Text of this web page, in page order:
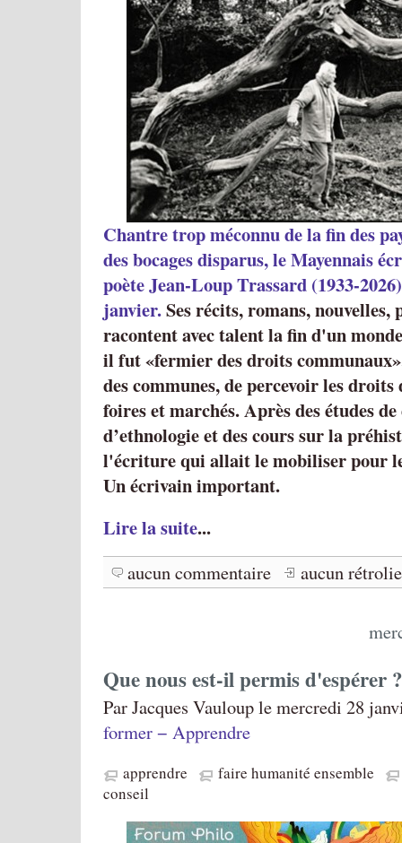
Chantre trop méconnu de la fin des
des bocages disparus, le Mayennais
poète Jean-Loup Trassard (1933-
janvier.Ses récits, romans, nouvelles,
racontent avec talent la fin d'un
il fut fermier des droits communaux
des communes, de percevoir les droits
foires et marchés. Après des études
d’ethnologie et des cours sur la
l'écriture qui allait le mobiliser pour
Un écrivain important.
Lire la suite...
aucun commentaire aucun
Que nous est-il permis d'espérer ?
Par Jacques Vauloup le mercredi 28
former − Apprendre
apprendre
faire humanité ensemble
conseil